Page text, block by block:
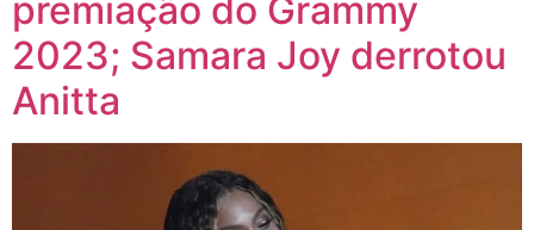
premiação do Grammy
2023; Samara Joy derrotou
Anitta